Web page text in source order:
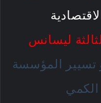
ليسانس
المؤسسة